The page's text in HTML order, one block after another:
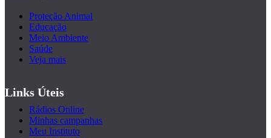
Proteção Animal
Educação
Meio Ambiente
Saúde
Veja mais
Links Úteis
Rádios Online
Minhas campanhas
Meu Instituto